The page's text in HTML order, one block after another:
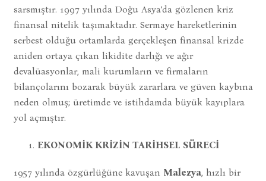
sarsmıştır. 1997 yılında Doğu Asya’da gözlenen kriz
finansal nitelik taşımaktadır. Sermaye hareketlerinin
serbest olduğu ortamlarda gerçekleşen finansal krizde
aniden ortaya çıkan likidite darlığı ve ağır
devalüasyonlar, mali kurumların ve firmaların
bilançolarını bozarak büyük zararlara ve güven kaybına
neden olmuş; üretimde ve istihdamda büyük kayıplara
yol açmıştır.
EKONOMİK KRİZİN TARİHSEL SÜRECİ
1957 yılında özgürlüğüne kavuşan Malezya, hızlı bir